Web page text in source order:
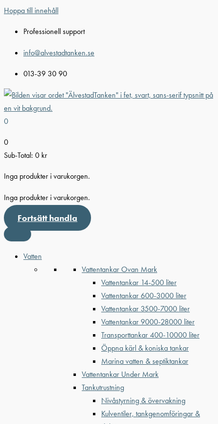
Hoppa till innehåll
Professionell support
info@alvestadtanken.se
013-39 30 90
0
0
Sub-Total: 0 kr
Inga produkter i varukorgen.
Inga produkter i varukorgen.
Fortsätt handla
Vatten
Vattentankar Ovan Mark
Vattentankar 14-500 liter
Vattentankar 600-3000 liter
Vattentankar 3500-7000 liter
Vattentankar 9000-28000 liter
Transporttankar 400-10000 liter
Öppna kärl & koniska tankar
Marina vatten & septiktankar
Vattentankar Under Mark
Tankutrustning
Nivåstyrning & övervakning
Kulventiler, tankgenomföringar &